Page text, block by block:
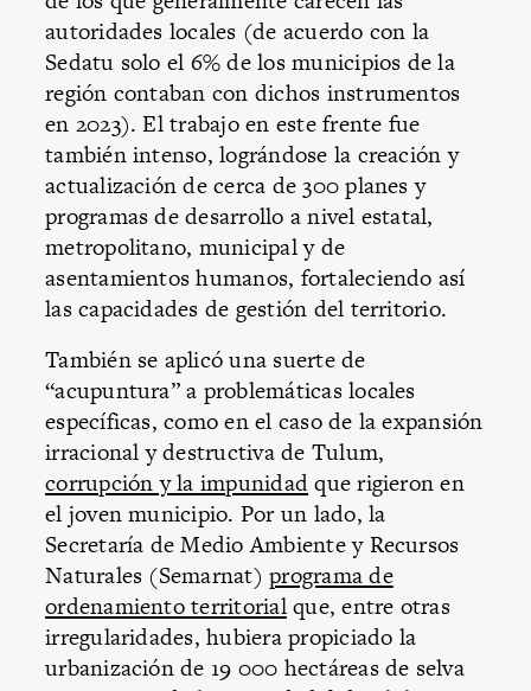
autoridades locales (de acuerdo con la
Sedatu solo el 6% de los municipios de la
región contaban con dichos instrumentos
en 2023). El trabajo en este frente fue
también intenso, lográndose la creación y
actualización de cerca de 300 planes y
programas de desarrollo a nivel estatal,
metropolitano, municipal y de
asentamientos humanos, fortaleciendo así
las capacidades de gestión del territorio.
También se aplicó una suerte de
“acupuntura” a problemáticas locales
específicas, como en el caso de la expansión
irracional y destructiva de Tulum,
corrupción y la impunidadque rigieron en
el joven municipio. Por un lado, la
Secretaría de Medio Ambiente y Recursos
Naturales (Semarnat)programa de
ordenamiento territorialque, entre otras
irregularidades, hubiera propiciado la
urbanización de 19 000 hectáreas de selva